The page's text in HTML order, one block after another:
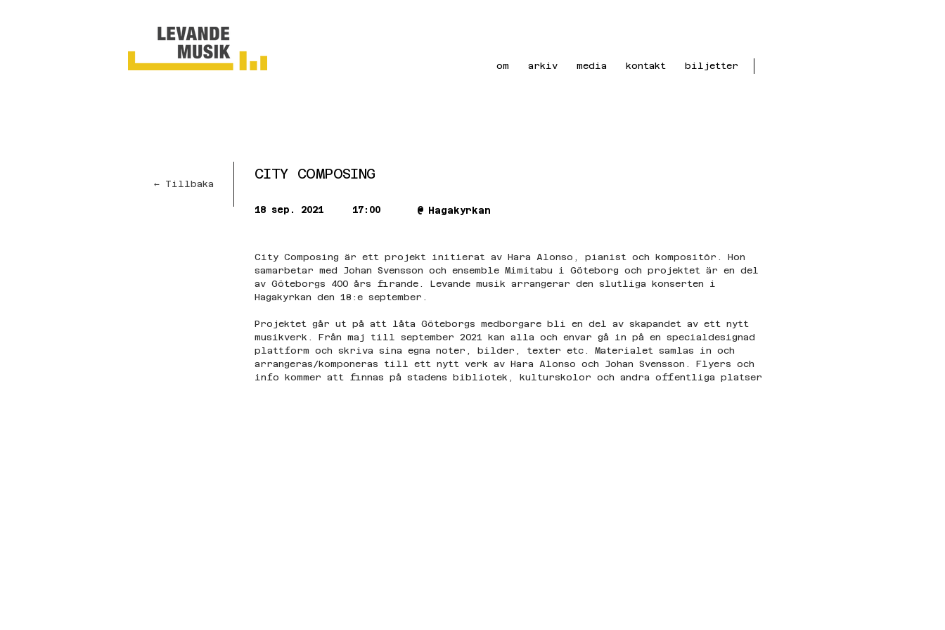
om arkiv media kontakt biljetter
← Tillbaka
CITY COMPOSING
18 sep. 2021 17:00 @ Hagakyrkan
City Composing är ett projekt initierat av Hara Alonso, pianist och kompositör. Hon
samarbetar med Johan Svensson och ensemble Mimitabu i Göteborg och projektet är en del
av Göteborgs 400 års firande. Levande musik arrangerar den slutliga konserten i
Hagakyrkan den 18:e september.
Projektet går ut på att låta Göteborgs medborgare bli en del av skapandet av ett nytt
musikverk. Från maj till september 2021 kan alla och envar gå in på en specialdesignad
plattform och skriva sina egna noter, bilder, texter etc. Materialet samlas in och
arrangeras/komponeras till ett nytt verk av Hara Alonso och Johan Svensson. Flyers och
info kommer att finnas på stadens bibliotek, kulturskolor och andra offentliga platser